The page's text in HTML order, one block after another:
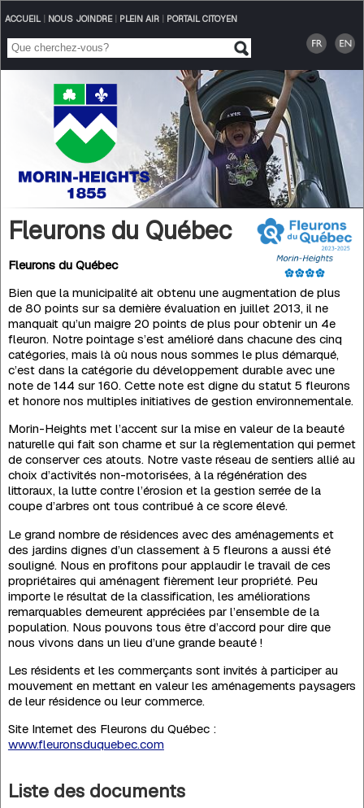
ACCUEIL| NOUS JOINDRE| PLEIN AIR| PORTAIL CITOYEN
Fleurons du Québec
Fleurons du Québec
Bien que la municipalité ait obtenu une augmentation de plus
de 80 points sur sa dernière évaluation en juillet 2013, il ne
manquait qu’un maigre 20 points de plus pour obtenir un 4e
fleuron. Notre pointage s’est amélioré dans chacune des cinq
catégories, mais là où nous nous sommes le plus démarqué,
c’est dans la catégorie du développement durable avec une
note de 144 sur 160. Cette note est digne du statut 5 fleurons
et honore nos multiples initiatives de gestion environnementale.
Morin-Heights met l’accent sur la mise en valeur de la beauté
naturelle qui fait son charme et sur la règlementation qui permet
de conserver ces atouts. Notre vaste réseau de sentiers allié au
choix d’activités non-motorisées, à la régénération des
littoraux, la lutte contre l’érosion et la gestion serrée de la
coupe d’arbres ont tous contribué à ce score élevé.
Le grand nombre de résidences avec des aménagements et
des jardins dignes d’un classement à 5 fleurons a aussi été
souligné. Nous en profitons pour applaudir le travail de ces
propriétaires qui aménagent fièrement leur propriété. Peu
importe le résultat de la classification, les améliorations
remarquables demeurent appréciées par l’ensemble de la
population. Nous pouvons tous être d’accord pour dire que
nous vivons dans un lieu d’une grande beauté !
Les résidents et les commerçants sont invités à participer au
mouvement en mettant en valeur les aménagements paysagers
de leur résidence ou leur commerce.
Site Internet des Fleurons du Québec :
www.fleuronsduquebec.com
Liste des documents